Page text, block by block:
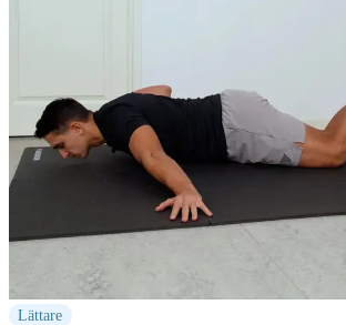
Lättare